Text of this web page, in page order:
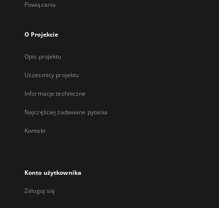
Powiązania
O Projekcie
Opis projektu
Uczestnicy projektu
Informacje techniczne
Najczęściej zadawane pytania
Kontakt
Konto użytkownika
Zaloguj się